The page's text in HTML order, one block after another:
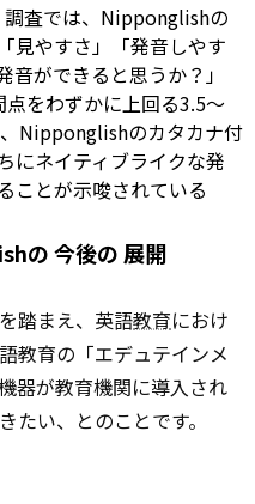
調査では、Nipponglishの
見やすさ」「発音しやす
ができると思うか？」
をわずかに上回る3.5～
Nipponglishのカタカナ付
にネイティブライクな発
ことが示唆されている
の今後の 展開
踏まえ、英語教育におけ
教育の「エデュテインメ
器が教育機関に導入され
たい、とのことです。